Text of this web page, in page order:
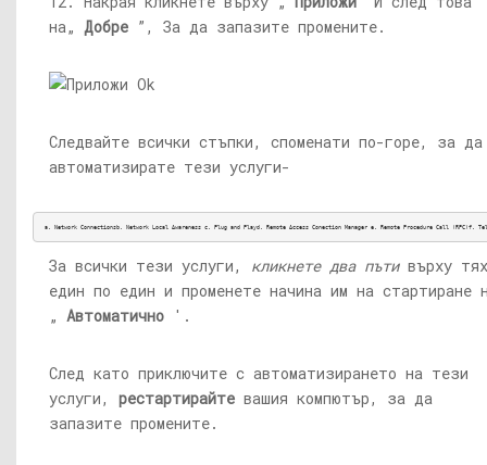
на„ Добре ”, За да запазите промените.
Следвайте всички стъпки, споменати по-горе, за да
автоматизирате тези услуги-
a. Network Connectionsb. Network Local Awareness c. Plug and Playd. Remote Access Conection Manager e. Remote Procedure Call (RPC)f.
За всички тези услуги, кликнете два пътивърху тях
един по един и променете начина им на стартиране
„ Автоматично '.
След като приключите с автоматизирането на тези
услуги, рестартирайте вашия компютър, за да
запазите промените.